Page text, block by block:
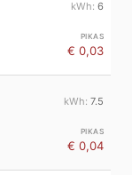
6
€ 0,03
7.5
€ 0,04